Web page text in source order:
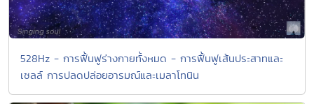
528Hz - การฟื้นฟูร่างกายทั้งหมด - การฟื้นฟูเส้นประสาทและ
เซลล์ การปลดปล่อยอารมณ์และเมลาโทนิน